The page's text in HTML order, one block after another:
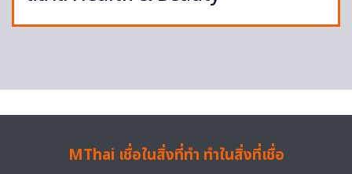
MThai เชื่อในสิ่งที่ทำ ทำในสิ่งที่เชื่อ